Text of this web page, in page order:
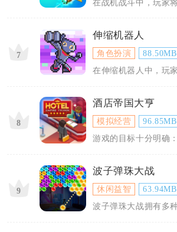
7
伸缩机器人
角色扮演
88.50MB
8
酒店帝国大亨
模拟经营
96.85MB
9
波子弹珠大战
休闲益智
63.94MB